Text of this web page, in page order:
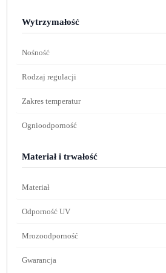
Wytrzymałość
Nośność
Rodzaj regulacji
Zakres temperatur
Ognioodporność
Materiał i trwałość
Materiał
Odporność UV
Mrozoodporność
Gwarancja